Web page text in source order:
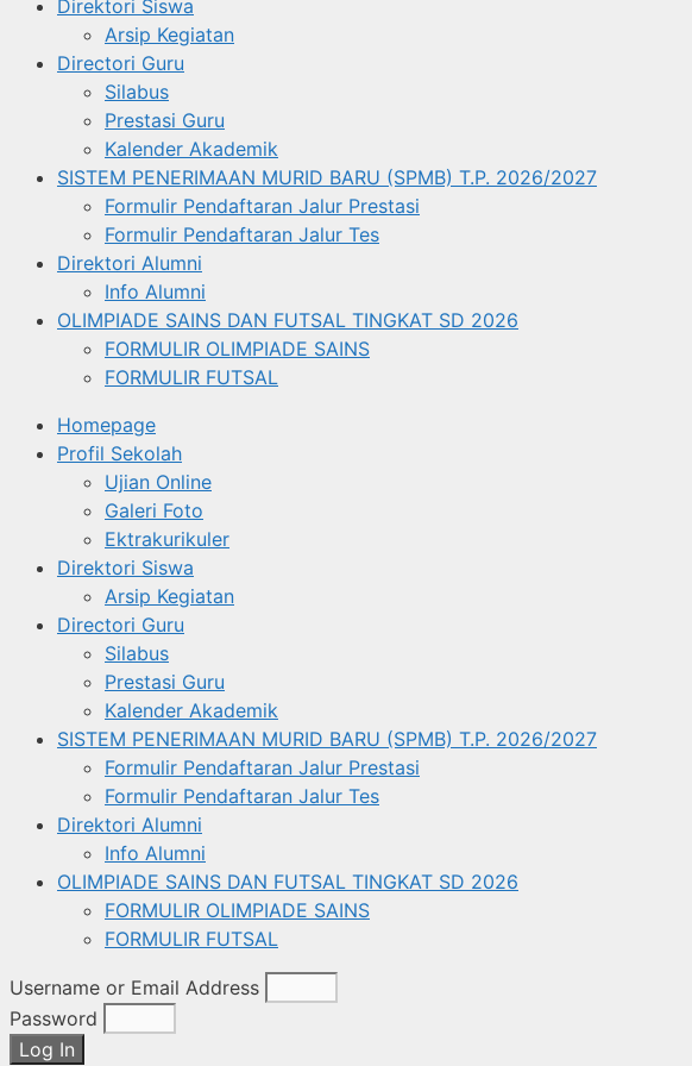
Direktori Siswa
Arsip Kegiatan
Directori Guru
Silabus
Prestasi Guru
Kalender Akademik
SISTEM PENERIMAAN MURID BARU (SPMB) T.P. 2026/2027
Formulir Pendaftaran Jalur Prestasi
Formulir Pendaftaran Jalur Tes
Direktori Alumni
Info Alumni
OLIMPIADE SAINS DAN FUTSAL TINGKAT SD 2026
FORMULIR OLIMPIADE SAINS
FORMULIR FUTSAL
Homepage
Profil Sekolah
Ujian Online
Galeri Foto
Ektrakurikuler
Direktori Siswa
Arsip Kegiatan
Directori Guru
Silabus
Prestasi Guru
Kalender Akademik
SISTEM PENERIMAAN MURID BARU (SPMB) T.P. 2026/2027
Formulir Pendaftaran Jalur Prestasi
Formulir Pendaftaran Jalur Tes
Direktori Alumni
Info Alumni
OLIMPIADE SAINS DAN FUTSAL TINGKAT SD 2026
FORMULIR OLIMPIADE SAINS
FORMULIR FUTSAL
Username or Email Address
Password
Log In